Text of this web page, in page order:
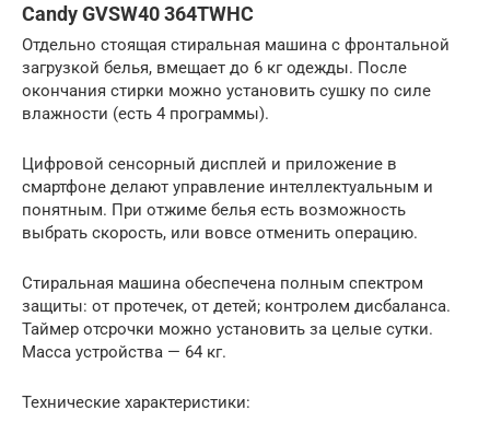
Candy GVSW40 364TWHC
Отдельно стоящая стиральная машина с фронтальной
загрузкой белья, вмещает до 6 кг одежды. После
окончания стирки можно установить сушку по силе
влажности (есть 4 программы).
Цифровой сенсорный дисплей и приложение в
смартфоне делают управление интеллектуальным и
понятным. При отжиме белья есть возможность
выбрать скорость, или вовсе отменить операцию.
Стиральная машина обеспечена полным спектром
защиты: от протечек, от детей; контролем дисбаланса.
Таймер отсрочки можно установить за целые сутки.
Масса устройства — 64 кг.
Технические характеристики: